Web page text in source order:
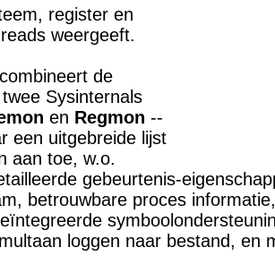
register en
weergeeft.
de
Sysinternals
en Regmon --
een uitgebreide lijst
aan toe, w.o.
gebeurtenis-
betrouwbare proces
loggen naar bestand, en